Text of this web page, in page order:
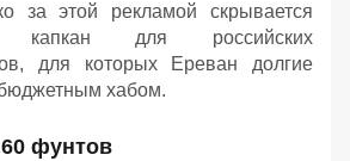
за этой рекламой скрывается
капкан для российских
для которых Ереван долгие
хабом.
фунтов